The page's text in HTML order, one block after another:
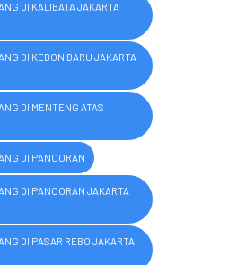
DI KALIBATA JAKARTA
DI KEBON BARU JAKARTA
DI MENTENG ATAS
DI PANCORAN
DI PANCORAN JAKARTA
DI PASAR REBO JAKARTA